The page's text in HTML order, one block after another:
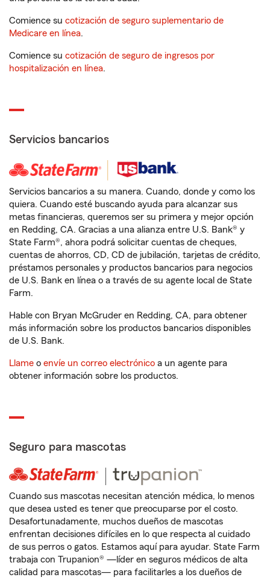
Comience su cotización de seguro suplementario de
Medicare en línea.
Comience su cotización de seguro de ingresos por
hospitalización en línea.
Servicios bancarios
Servicios bancarios a su manera. Cuando, donde y como los
quiera. Cuando esté buscando ayuda para alcanzar sus
metas financieras, queremos ser su primera y mejor opción
en Redding, CA. Gracias a una alianza entre U.S. Bank® y
State Farm®, ahora podrá solicitar cuentas de cheques,
cuentas de ahorros, CD, CD de jubilación, tarjetas de crédito,
préstamos personales y productos bancarios para negocios
de U.S. Bank en línea o a través de su agente local de State
Farm.
Hable con Bryan McGruder en Redding, CA, para obtener
más información sobre los productos bancarios disponibles
de U.S. Bank.
Llame o envíe un correo electrónico a un agente para
obtener información sobre los productos.
Seguro para mascotas
Cuando sus mascotas necesitan atención médica, lo menos
que desea usted es tener que preocuparse por el costo.
Desafortunadamente, muchos dueños de mascotas
enfrentan decisiones difíciles en lo que respecta al cuidado
de sus perros o gatos. Estamos aquí para ayudar. State Farm
trabaja con Trupanion® —líder en seguros médicos de alta
calidad para mascotas— para facilitarles a los dueños de